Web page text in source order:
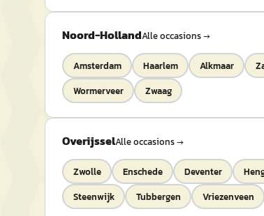
Noord-HollandAlle occasions →
Amsterdam Haarlem Alkmaar
Wormerveer
Zwaag
OverijsselAlle occasions →
Zwolle Enschede Deventer
Steenwijk
Tubbergen Vriezenveen